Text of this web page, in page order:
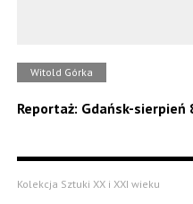
Witold Górka
Reportaż: Gdańsk-sierpień
Kolekcja Sztuki XX i XXI wieku